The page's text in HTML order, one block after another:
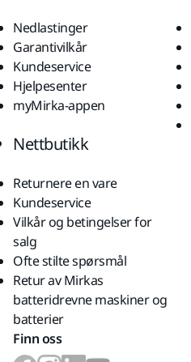
Nedlastinger
Garantivilkår
Kundeservice
Hjelpesenter
myMirka-appen
Nettbutikk
Returnere en vare
Kundeservice
Vilkår og betingelser for
salg
Ofte stilte spørsmål
Retur av Mirkas
batteridrevne maskiner og
batterier
Finn oss